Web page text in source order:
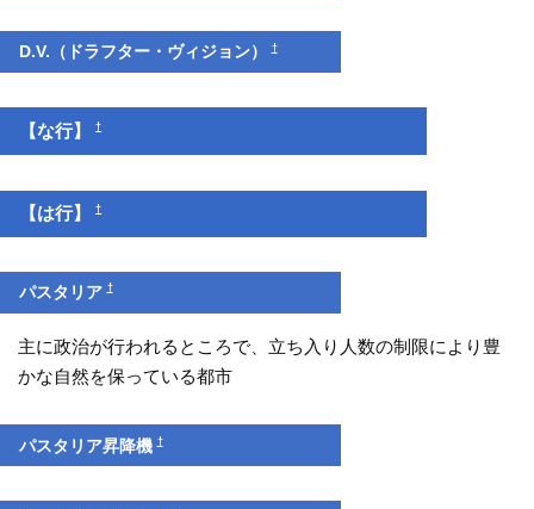
D.V.（ドラフター・ヴィジョン）†
【な行】†
【は行】†
パスタリア†
主に政治が行われるところで、立ち入り人数の制限により豊
かな自然を保っている都市
パスタリア昇降機†